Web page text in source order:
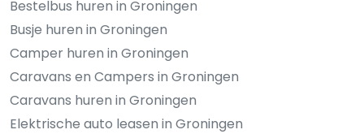
Bestelbus huren in Groningen
Busje huren in Groningen
Camper huren in Groningen
Caravans en Campers in Groningen
Caravans huren in Groningen
Elektrische auto leasen in Groningen